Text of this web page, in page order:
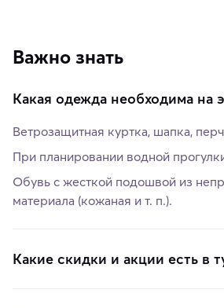
Важно знать
Какая одежда необходима на
Ветрозащитная куртка, шапка,
При планировании водной
Обувь с жесткой подошвой из
материала (кожаная и т. п.).
Какие скидки и акции есть в